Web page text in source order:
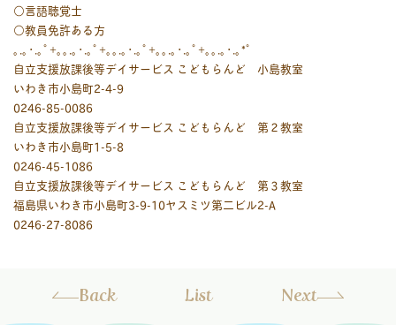
○言語聴覚士
○教員免許ある方
｡.｡･.｡ﾟ+｡｡.｡･.｡ﾟ+｡｡.｡･.｡ﾟ+｡｡.｡･.｡ﾟ+｡｡.｡･.｡*ﾟ
自立支援放課後等デイサービス こどもらんど 小島教室
いわき市小島町2-4-9
0246-85-0086
自立支援放課後等デイサービス こどもらんど 第２教室
いわき市小島町1-5-8
0246-45-1086
自立支援放課後等デイサービス こどもらんど 第３教室
福島県いわき市小島町3-9-10ヤスミツ第二ビル2-A
0246-27-8086
Back List Next